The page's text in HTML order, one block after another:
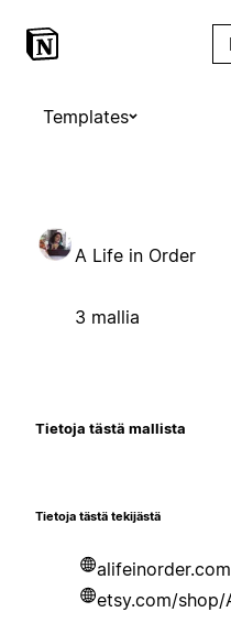
Templates
A Life in Order
3 mallia
Tietoja tästä mallista
Tietoja tästä tekijästä
alifeinorder.com
etsy.com/shop/